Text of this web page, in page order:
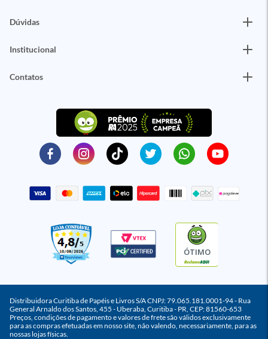
Dúvidas
Institucional
Contatos
ÓTIMO
Distribuidora Curitiba de Papéis e Livros S/A CNPJ: 79.065.181.0001-94 - Rua
General Arnaldo dos Santos, 455 - Uberaba, Curitiba - PR, CEP: 81560-653
Preços, condições de pagamento e valores de frete são válidos exclusivamente
para as compras efetuadas em nosso site, não valendo, necessariamente, para as
nossas lojas físicas.